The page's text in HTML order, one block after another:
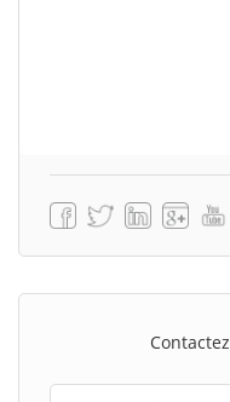
Contactez